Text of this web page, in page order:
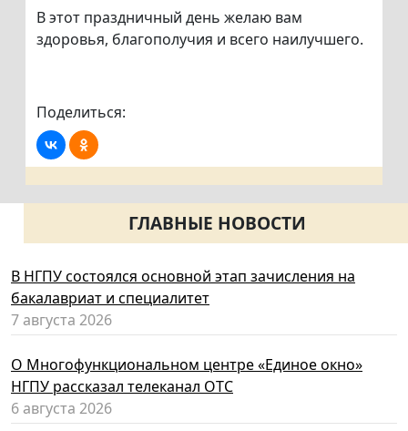
В этот праздничный день желаю вам
здоровья, благополучия и всего наилучшего.
Поделиться:
ГЛАВНЫЕ НОВОСТИ
В НГПУ состоялся основной этап зачисления на
бакалавриат и специалитет
7 августа 2026
О Многофункциональном центре «Единое окно»
НГПУ рассказал телеканал ОТС
6 августа 2026